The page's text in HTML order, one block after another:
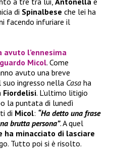
di Spinalbese che lei ha
facendo infuriare il
avuto l’ennesima
Micol. Come
avuto una breve
suo ingresso nella Casa ha
Fiordelisi. L’ultimo litigio
la puntata di lunedì
di Micol: “Ha detto una frase
brutta persona”. A quel
minacciato di lasciare
Tutto poi si è risolto.